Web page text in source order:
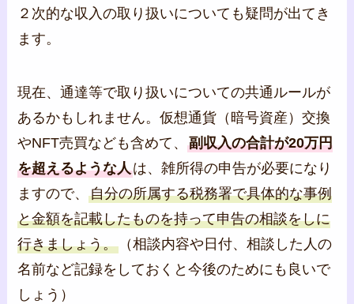
２次的な収入の取り扱いについても疑問が出てき
ます。
現在、通達等で取り扱いについての共通ルールが
あるかもしれません。仮想通貨（暗号資産）交換
やNFT売買なども含めて、副収入の合計が20万円
を超えるような人は、雑所得の申告が必要になり
ますので、自分の所属する税務署で具体的な事例
と金額を記載したものを持って申告の相談をしに
行きましょう。 （相談内容や日付、相談した人の
名前など記録をしておくと今後のためにも良いで
しょう）